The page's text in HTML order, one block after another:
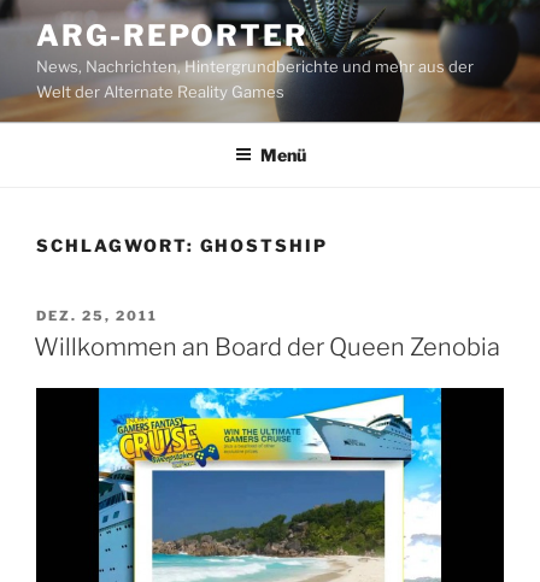
Zum
Inhalt
springen
ARG-REPORTER
News, Nachrichten, Hintergrundberichte und mehr aus der
Welt der Alternate Reality Games
Menü
SCHLAGWORT: GHOSTSHIP
VERÖFFENTLICHT
AM
DEZ. 25, 2011
Willkommen an Board der Queen Zenobia